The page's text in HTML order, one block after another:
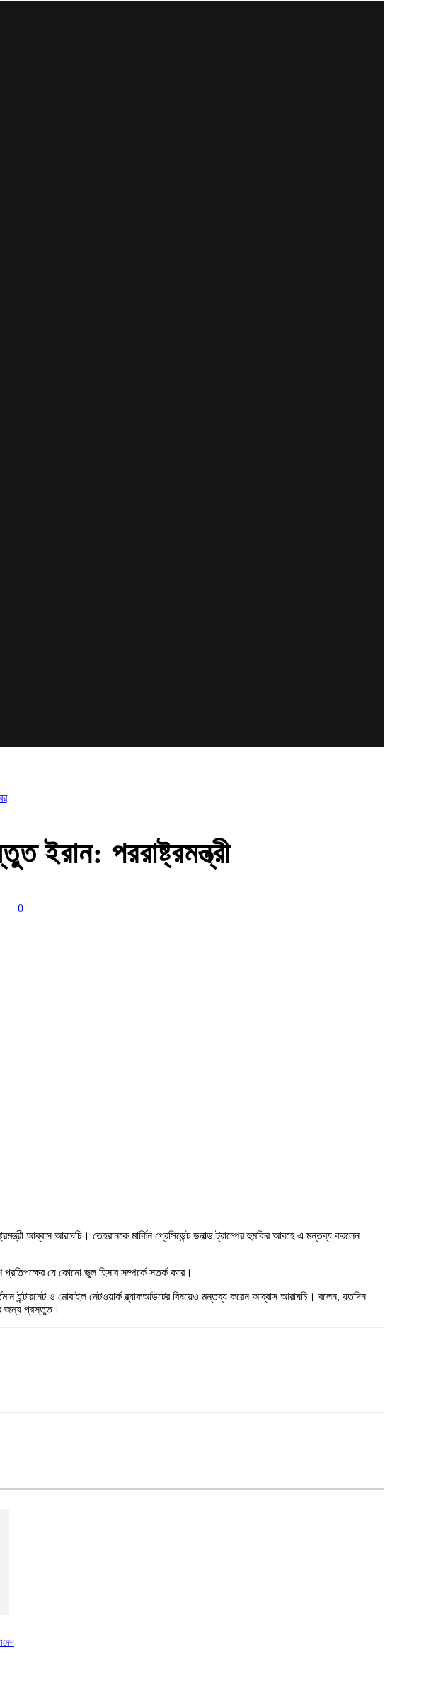
ইরান: পররাষ্ট্রমন্ত্রী
0
আব্বাস আরাঘচি। তেহরানকে মার্কিন প্রেসিডেন্ট ডনাল্ড ট্রাম্পের হুমকির আবহে এ মন্তব্য করলেন
প্রতিপক্ষের যে কোনো ভুল হিসাব সম্পর্কে সতর্ক করে।
ইন্টারনেট ও মোবাইল নেটওয়ার্ক ব্ল্যাকআউটের বিষয়েও মন্তব্য করেন আব্বাস আরাঘচি। বলেন, যতদিন
জন্য প্রস্তুত।